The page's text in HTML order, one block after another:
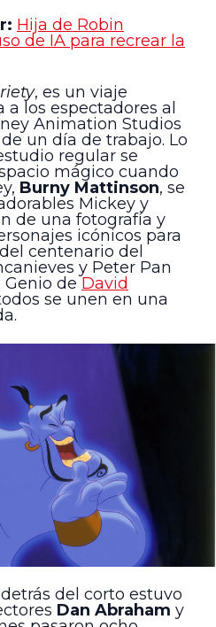
Hija de Robin
de IA para recrear la
, es un viaje
los espectadores al
Animation Studios
un día de trabajo. Lo
regular se
mágico cuando
Burny Mattinson, se
Mickey y
de una fotografía y
icónicos para
centenario del
y Peter Pan
de David
se unen en una
del corto estuvo
Dan Abraham y